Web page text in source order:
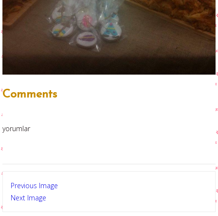
Comments
yorumlar
Previous Image
Next Image